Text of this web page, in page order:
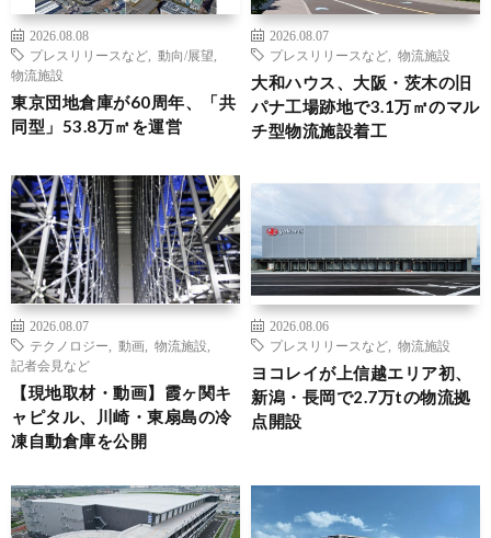
2026.08.08
プレスリリースなど
動向/展望
物流施設
東京団地倉庫が60周年、「共
同型」53.8万㎡を運営
2026.08.07
プレスリリースなど
物流施設
大和ハウス、大阪・茨木の旧
パナ工場跡地で3.1万㎡のマル
チ型物流施設着工
2026.08.07
テクノロジー
動画 物流施設
記者会見など
【現地取材・動画】霞ヶ関キ
ャピタル、川崎・東扇島の冷
凍自動倉庫を公開
2026.08.06
プレスリリースなど
物流施設
ヨコレイが上信越エリア初、
新潟・長岡で2.7万tの物流拠
点開設